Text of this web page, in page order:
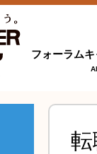
フォーラム